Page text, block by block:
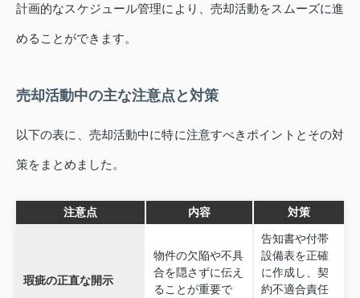
計画的なスケジュール管理により、売却活動をスムーズに進
めることができます。
売却活動中の主な注意点と対策
以下の表に、売却活動中に特に注意すべきポイントとその対
策をまとめました。
注意点 内容 対策
瑕疵の正直な開示
物件の欠陥や不具
合を隠さずに伝え
ることが重要で
告知書や付帯
設備表を正確
に作成し、契
約不適合責任